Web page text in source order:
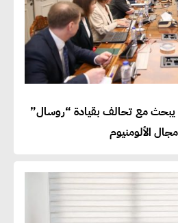
يبحث مع تحالف بقيادة “روسال”
الألومنيوم